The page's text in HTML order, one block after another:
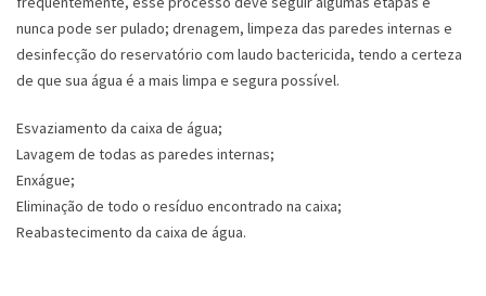
nunca pode ser pulado; drenagem, limpeza das paredes internas e
desinfecção do reservatório com laudo bactericida, tendo a certeza
de que sua água é a mais limpa e segura possível.
Esvaziamento da caixa de água;
Lavagem de todas as paredes internas;
Enxágue;
Eliminação de todo o resíduo encontrado na caixa;
Reabastecimento da caixa de água.